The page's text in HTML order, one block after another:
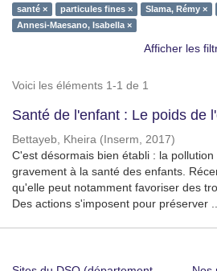
santé × particules fines × Slama, Rémy ×
Annesi-Maesano, Isabella ×
Afficher les
Voici les éléments 1-1 de 1
Santé de l'enfant : Le poids de
Bettayeb, Kheira ( Inserm, 2017)
C'est désormais bien établi : la
gravement à la santé des enfants.
qu'elle peut notamment favoriser des
Des actions s'imposent pour préserver ...